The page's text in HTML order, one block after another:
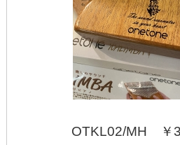
OTKL02/MH ￥